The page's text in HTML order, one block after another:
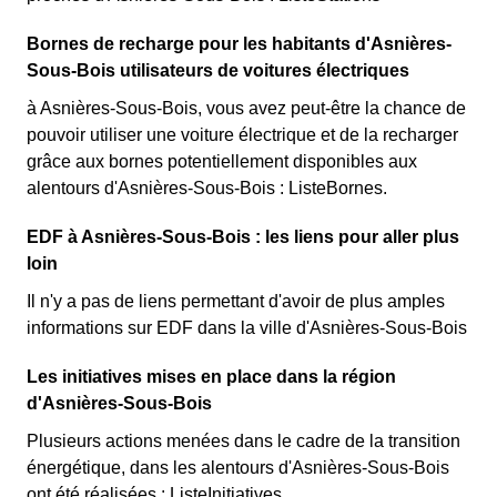
Bornes de recharge pour les habitants d'Asnières-
Sous-Bois utilisateurs de voitures électriques
à Asnières-Sous-Bois, vous avez peut-être la chance de
pouvoir utiliser une voiture électrique et de la recharger
grâce aux bornes potentiellement disponibles aux
alentours d'Asnières-Sous-Bois : ListeBornes.
EDF à Asnières-Sous-Bois : les liens pour aller plus
loin
Il n'y a pas de liens permettant d'avoir de plus amples
informations sur EDF dans la ville d'Asnières-Sous-Bois
Les initiatives mises en place dans la région
d'Asnières-Sous-Bois
Plusieurs actions menées dans le cadre de la transition
énergétique, dans les alentours d'Asnières-Sous-Bois